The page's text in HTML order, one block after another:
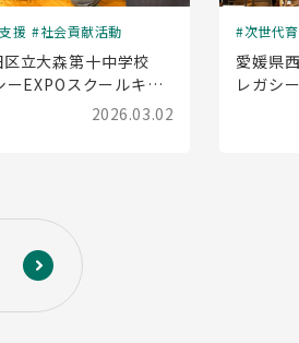
援 社会貢献活動
立大森第十中学校
ーEXPOスクールキャ
授業)を実施しました
2026.03.02
次世代
愛媛県
レガシ
ン(出